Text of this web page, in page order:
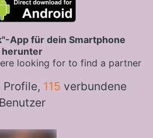
App für dein Smartphone
herunter
looking for to find a partner
115 verbundene
Benutzer